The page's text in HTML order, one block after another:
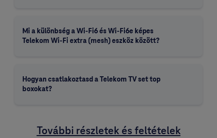
Mi a különbség a Wi-Fi6 és Wi-Fi6e képes
Telekom Wi-Fi extra (mesh) eszköz között?
Hogyan csatlakoztasd a Telekom TV set top
boxokat?
További részletek és feltételek